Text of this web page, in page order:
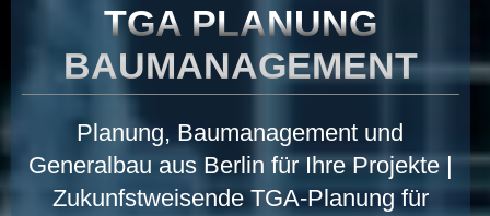
TGA PLANUNG
BAUMANAGEMENT
Planung, Baumanagement und
Generalbau aus Berlin für Ihre Projekte |
Zukunfstweisende TGA-Planung für